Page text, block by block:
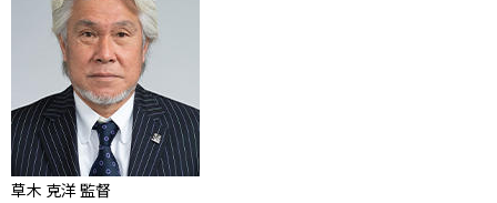
草木 克洋 監督